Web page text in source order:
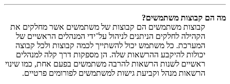
מה הם קבוצות משתמשים?
קבוצות משתמשים הם קבוצות של משתמשים אשר מחלקים את
הקהילה לחלקים הניתנים לניהול על־ידי המנהלים הראשיים של
המערכת. כל משתמש יכול להשתייך לכמה קבוצות ולכל קבוצה
יכולות להיקבע ההרשאות שלה. הן מספקות דרך קלה למנהלים
ראשיים לשנות הרשאות להרבה משתמשים בפעם אחת, כמו שינוי
הרשאות מנהל וקביעת גישות למשתמשים לפורומים פרטיים.